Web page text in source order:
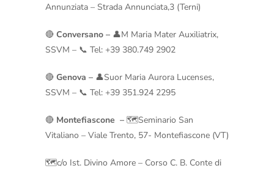
Annunziata – Strada Annunciata,3 (Terni)
🔴 Conversano – 👤M Maria Mater Auxiliatrix,
SSVM – 📞 Tel: +39 380.749 2902
🔴 Genova – 👤Suor Maria Aurora Lucenses,
SSVM – 📞 Tel: +39 351.924 2295
🔴 Montefiascone – 🗺️Seminario San
Vitaliano – Viale Trento, 57- Montefiascone (VT)
🗺️c/o Ist. Divino Amore – Corso C. B. Conte di